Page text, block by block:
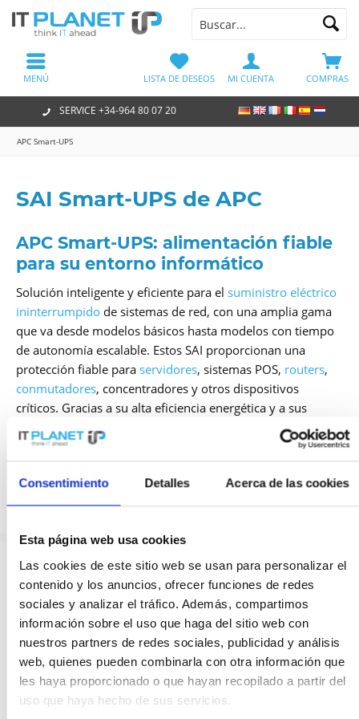
Consentimiento Detalles Acerca de las cookies
Esta página web usa cookies
Las cookies de este sitio web se usan para personalizar el
contenido y los anuncios, ofrecer funciones de redes
sociales y analizar el tráfico. Además, compartimos
información sobre el uso que haga del sitio web con
nuestros partners de redes sociales, publicidad y análisis
web, quienes pueden combinarla con otra información que
les haya proporcionado o que hayan recopilado a partir del
uso que haya hecho de sus servicios.
SERVICE +34-964 80 07 20
COMPRAS
LISTA DE DESEOS MI CUENTA
MENÚ
APC Smart-UPS
APC SMC1000IC
Contenido1
APC SMC1500I
SAI Smart-UPS de APC
APC Smart-UPS: alimentación fiable
para su entorno informático
Solución inteligente y eficiente para el suministro eléctrico
ininterrumpido de sistemas de red, con una amplia gama
que va desde modelos básicos hasta modelos con tiempo
de autonomía escalable. Estos SAI proporcionan una
protección fiable para servidores, sistemas POS, routers,
conmutadores, concentradores y otros dispositivos
críticos. Gracias a su alta eficiencia energética y a sus
flexibles opciones de aplicación, son la elección perfecta
para entornos informáticos exigentes.
Fuentes de alimentación
personalizadas para cada necesidad
Millones de profesionales de TI confían en Smart-UPS
cuando se trata de proteger sistemas y datos importantes
contra fallos y garantizar un suministro eléctrico fiable,
eficiente y seguro. Los sistemas están disponibles en
diferentes versiones y categorías (Entry Level, Standard y
Extended Run). Hay un modelo Smart-UPS adecuado para
cada aplicación y cada presupuesto.
Protección fiable desde los modelos